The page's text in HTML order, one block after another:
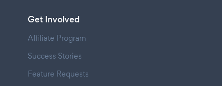
Get Involved
Affiliate Program
Success Stories
Feature Requests